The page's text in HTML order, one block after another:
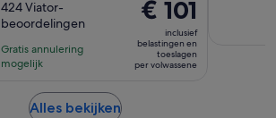
duurt
4
uur
en
minuten
van
10
met
424
424 Viator-
beoordelingen
Gratis annulering
mogelijk
De
prijs
is
€ 101
€ 101
inclusief
belastingen en
toeslagen
per volwassene
Alles bekijkenOpent